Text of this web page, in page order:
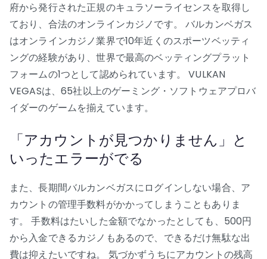
府から発行された正規のキュラソーライセンスを取得し
ており、合法のオンラインカジノです。 バルカンベガス
はオンラインカジノ業界で10年近くのスポーツベッティ
ングの経験があり、世界で最高のベッティングプラット
フォームの1つとして認められています。 VULKAN
VEGASは、65社以上のゲーミング・ソフトウェアプロバ
イダーのゲームを揃えています。
「アカウントが見つかりません」と
いったエラーがでる
また、長期間バルカンベガスにログインしない場合、ア
カウントの管理手数料がかかってしまうこともありま
す。 手数料はたいした金額でなかったとしても、500円
から入金できるカジノもあるので、できるだけ無駄な出
費は抑えたいですね。 気づかずうちにアカウントの残高